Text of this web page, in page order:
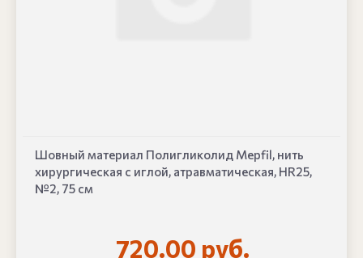
Шовный материал Полигликолид Mepfil, нить
хирургическая с иглой, атравматическая, HR25,
№2, 75 см
720.00 руб.